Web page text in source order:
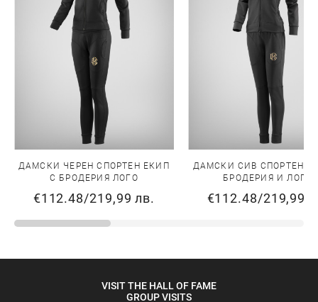
ДАМСКИ ЧЕРЕН СПОРТЕН ЕКИП
С БРОДЕРИЯ ЛОГО
€112.48/219,99 лв.
ДАМСКИ СИВ СПОРТЕН
БРОДЕРИЯ И ЛОГО
€112.48/219,99
VISIT THE HALL OF FAME
GROUP VISITS